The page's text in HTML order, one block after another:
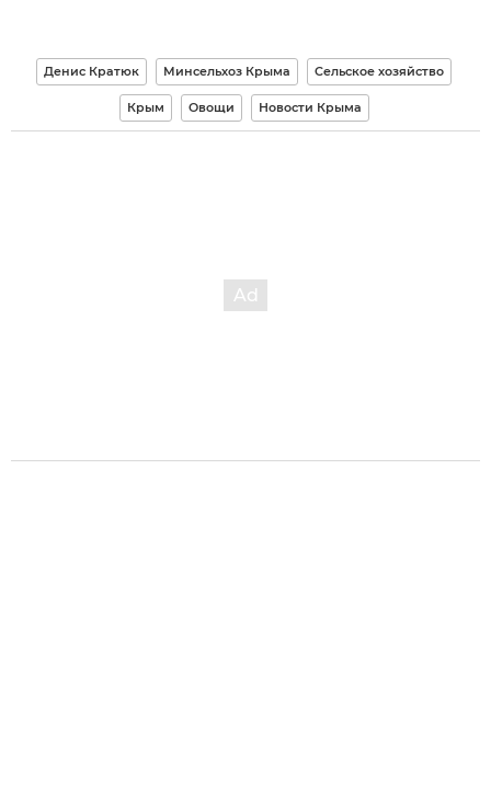
Денис Кратюк Минсельхоз Крыма Сельское хозяйство
Крым Овощи Новости Крыма